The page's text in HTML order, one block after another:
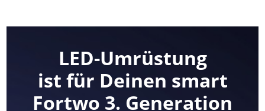
LED-Umrüstung
ist für Deinen smart
Fortwo 3. Generation